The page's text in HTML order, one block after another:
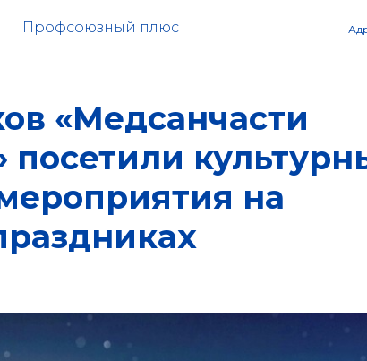
Профсоюзный плюс
«Медсанчасти
посетили
на